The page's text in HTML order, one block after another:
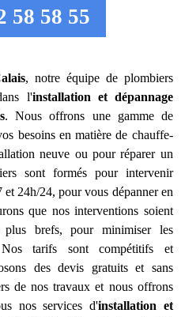
58 55
, notre équipe de plombiers
l'installation et dépannage
. Nous offrons une gamme de
besoins en matière de chauffe-
neuve ou pour réparer un
sont formés pour intervenir
24h/24, pour vous dépanner en
que nos interventions soient
plus brefs, pour minimiser les
tarifs sont compétitifs et
des devis gratuits et sans
de nos travaux et nous offrons
nos services d'installation et